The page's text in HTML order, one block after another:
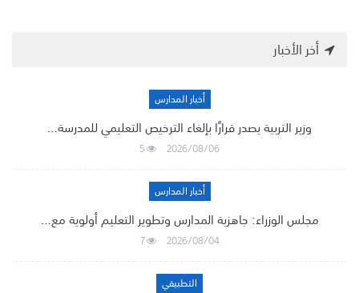
أخر الأخبار
أخبار المدارس
وزير التربية يصدر قرارًا بإلغاء الترخيص التعليمي للمدرسة…
2026/08/06
5
أخبار المدارس
مجلس الوزراء: جاهزية المدارس وتطوير التعليم أولوية مع…
2026/08/04
7
التطبيقي